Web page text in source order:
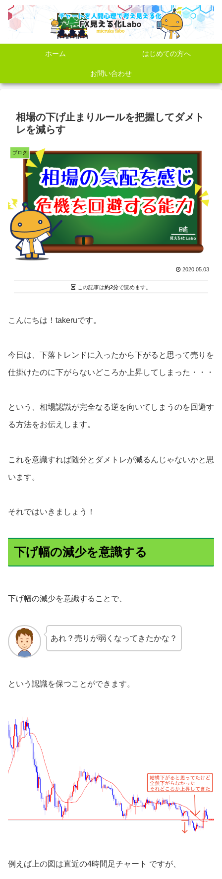
ホーム はじめての方へ
お問い合わせ
相場の下げ止まりルールを把握してダメト
レを減らす
ブログ
2020.05.03
この記事は約2分で読めます。
こんにちは！takeruです。
今日は、下落トレンドに入ったから下がると思って売りを
仕掛けたのに下がらないどころか上昇してしまった・・・
という、相場認識が完全なる逆を向いてしまうのを回避す
る方法をお伝えします。
これを意識すれば随分とダメトレが減るんじゃないかと思
います。
それではいきましょう！
下げ幅の減少を意識する
下げ幅の減少を意識することで、
あれ？売りが弱くなってきたかな？
という認識を保つことができます。
例えば上の図は直近の4時間足チャート ですが、